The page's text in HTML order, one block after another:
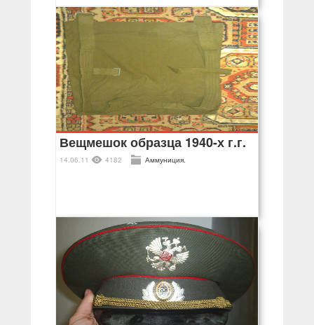
Вещмешок образца 1940-х г.г.
14.06.11 4182 Аммуниция.